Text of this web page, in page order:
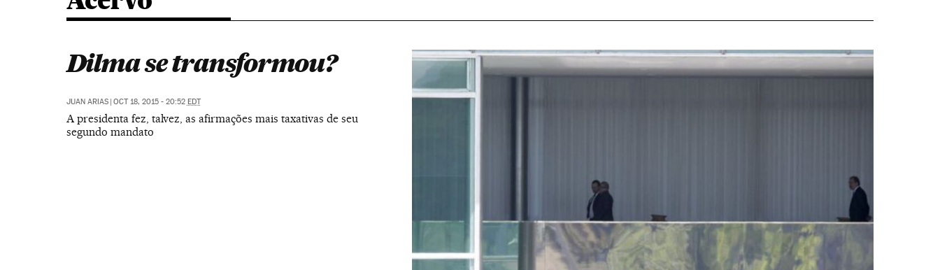
Dilma se transformou?
JUAN ARIAS | OCT 18, 2015 - 20:52 EDT
A presidenta fez, talvez, as afirmações mais taxativas de seu
segundo mandato